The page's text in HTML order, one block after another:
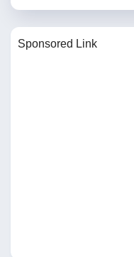
Sponsored Link